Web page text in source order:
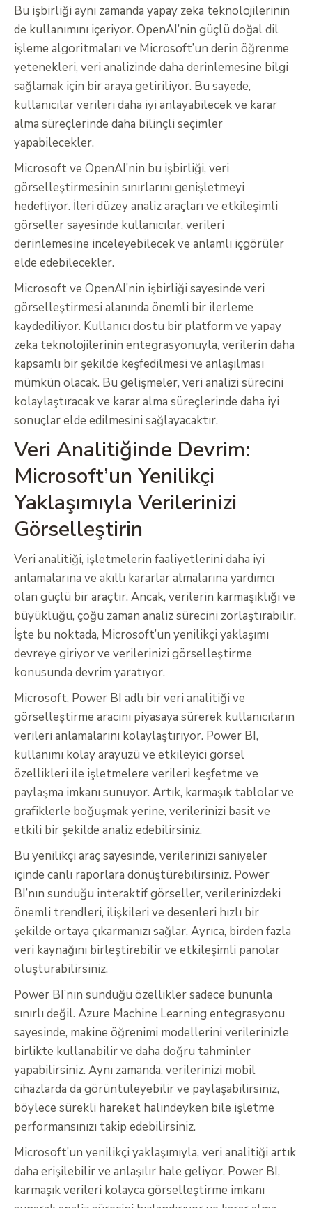
Bu işbirliği aynı zamanda yapay zeka teknolojilerinin
de kullanımını içeriyor. OpenAI’nin güçlü doğal dil
işleme algoritmaları ve Microsoft’un derin öğrenme
yetenekleri, veri analizinde daha derinlemesine bilgi
sağlamak için bir araya getiriliyor. Bu sayede,
kullanıcılar verileri daha iyi anlayabilecek ve karar
alma süreçlerinde daha bilinçli seçimler
yapabilecekler.
Microsoft ve OpenAI’nin bu işbirliği, veri
görselleştirmesinin sınırlarını genişletmeyi
hedefliyor. İleri düzey analiz araçları ve etkileşimli
görseller sayesinde kullanıcılar, verileri
derinlemesine inceleyebilecek ve anlamlı içgörüler
elde edebilecekler.
Microsoft ve OpenAI’nin işbirliği sayesinde veri
görselleştirmesi alanında önemli bir ilerleme
kaydediliyor. Kullanıcı dostu bir platform ve yapay
zeka teknolojilerinin entegrasyonuyla, verilerin daha
kapsamlı bir şekilde keşfedilmesi ve anlaşılması
mümkün olacak. Bu gelişmeler, veri analizi sürecini
kolaylaştıracak ve karar alma süreçlerinde daha iyi
sonuçlar elde edilmesini sağlayacaktır.
Veri Analitiğinde Devrim:
Microsoft’un Yenilikçi
Yaklaşımıyla Verilerinizi
Görselleştirin
Veri analitiği, işletmelerin faaliyetlerini daha iyi
anlamalarına ve akıllı kararlar almalarına yardımcı
olan güçlü bir araçtır. Ancak, verilerin karmaşıklığı ve
büyüklüğü, çoğu zaman analiz sürecini zorlaştırabilir.
İşte bu noktada, Microsoft’un yenilikçi yaklaşımı
devreye giriyor ve verilerinizi görselleştirme
konusunda devrim yaratıyor.
Microsoft, Power BI adlı bir veri analitiği ve
görselleştirme aracını piyasaya sürerek kullanıcıların
verileri anlamalarını kolaylaştırıyor. Power BI,
kullanımı kolay arayüzü ve etkileyici görsel
özellikleri ile işletmelere verileri keşfetme ve
paylaşma imkanı sunuyor. Artık, karmaşık tablolar ve
grafiklerle boğuşmak yerine, verilerinizi basit ve
etkili bir şekilde analiz edebilirsiniz.
Bu yenilikçi araç sayesinde, verilerinizi saniyeler
içinde canlı raporlara dönüştürebilirsiniz. Power
BI’nın sunduğu interaktif görseller, verilerinizdeki
önemli trendleri, ilişkileri ve desenleri hızlı bir
şekilde ortaya çıkarmanızı sağlar. Ayrıca, birden fazla
veri kaynağını birleştirebilir ve etkileşimli panolar
oluşturabilirsiniz.
Power BI’nın sunduğu özellikler sadece bununla
sınırlı değil. Azure Machine Learning entegrasyonu
sayesinde, makine öğrenimi modellerini verilerinizle
birlikte kullanabilir ve daha doğru tahminler
yapabilirsiniz. Aynı zamanda, verilerinizi mobil
cihazlarda da görüntüleyebilir ve paylaşabilirsiniz,
böylece sürekli hareket halindeyken bile işletme
performansınızı takip edebilirsiniz.
Microsoft’un yenilikçi yaklaşımıyla, veri analitiği artık
daha erişilebilir ve anlaşılır hale geliyor. Power BI,
karmaşık verileri kolayca görselleştirme imkanı